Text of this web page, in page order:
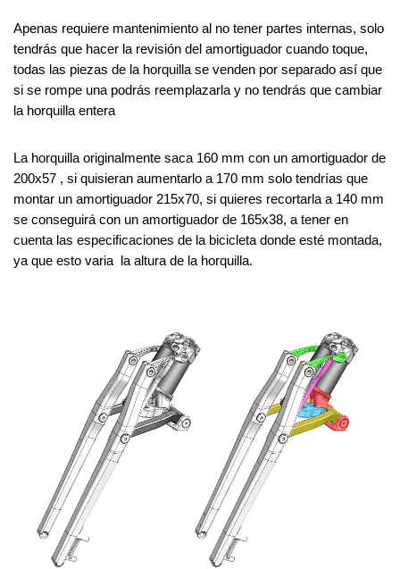
Apenas requiere mantenimiento al no tener partes internas, solo
tendrás que hacer la revisión del amortiguador cuando toque,
todas las piezas de la horquilla se venden por separado así que
si se rompe una podrás reemplazarla y no tendrás que cambiar
la horquilla entera
La horquilla originalmente saca 160 mm con un amortiguador de
200x57 , si quisieran aumentarlo a 170 mm solo tendrías que
montar un amortiguador 215x70, si quieres recortarla a 140 mm
se conseguirá con un amortiguador de 165x38, a tener en
cuenta las especificaciones de la bicicleta donde esté montada,
ya que esto varia  la altura de la horquilla.